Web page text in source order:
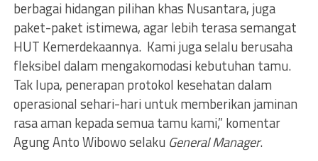
berbagai hidangan pilihan khas Nusantara, juga
paket-paket istimewa, agar lebih terasa semangat
HUT Kemerdekaannya. Kami juga selalu berusaha
fleksibel dalam mengakomodasi kebutuhan tamu.
Tak lupa, penerapan protokol kesehatan dalam
operasional sehari-hari untuk memberikan jaminan
rasa aman kepada semua tamu kami,” komentar
Agung Anto Wibowo selaku General Manager.